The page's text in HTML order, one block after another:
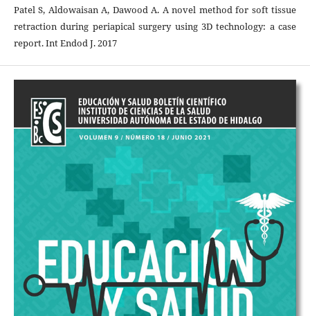
Patel S, Aldowaisan A, Dawood A. A novel method for soft tissue
retraction during periapical surgery using 3D technology: a case
report. Int Endod J. 2017